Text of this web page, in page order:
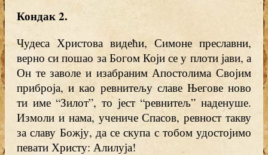
Кондак 2.
Чудеса Христова видећи, Симоне преславни,
верно си пошао за Богом Који се у плоти јави, а
Он те заволе и изабраним Апостолима Својим
приброја, и као ревнитељу славе Његове ново
ти име “Зилот”, то јест “ревнитељ” наденуше.
Измоли и нама, учениче Спасов, ревност такву
за славу Божју, да се скупа с тобом удостојимо
певати Христу: Алилуја!